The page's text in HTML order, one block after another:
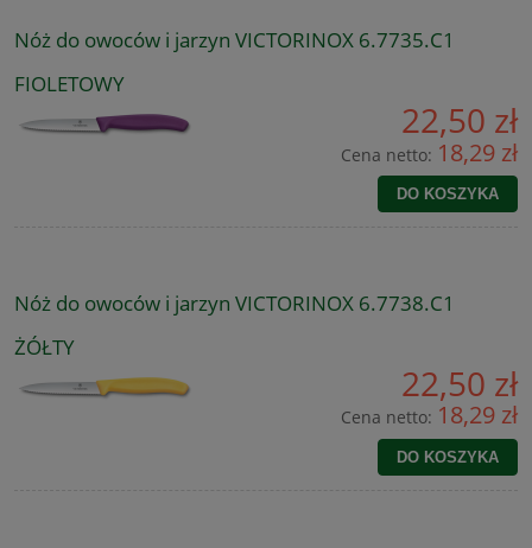
Nóż do owoców i jarzyn VICTORINOX 6.7735.C1
FIOLETOWY
22,50 zł
Cena netto: 18,29 zł
DO KOSZYKA
Nóż do owoców i jarzyn VICTORINOX 6.7738.C1
ŻÓŁTY
22,50 zł
Cena netto: 18,29 zł
DO KOSZYKA